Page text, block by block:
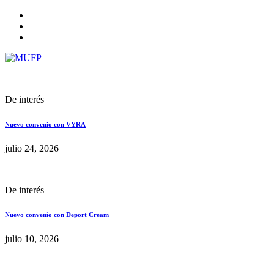
De interés
Nuevo convenio con VYRA
julio 24, 2026
De interés
Nuevo convenio con Deport Cream
julio 10, 2026